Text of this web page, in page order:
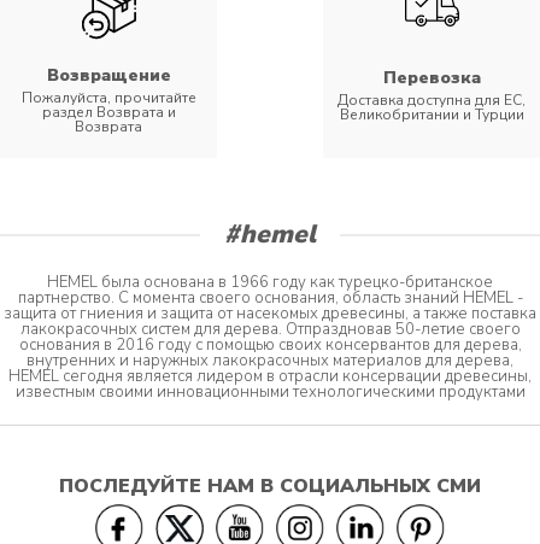
Возвращение
Пожалуйста, прочитайте
раздел Возврата и
Возврата
Перевозка
Доставка доступна для ЕС,
Великобритании и Турции
#hemel
HEMEL была основана в 1966 году как турецко-британское
партнерство. С момента своего основания, область знаний HEMEL -
защита от гниения и защита от насекомых древесины, а также поставка
лакокрасочных систем для дерева. Отпраздновав 50-летие своего
основания в 2016 году с помощью своих консервантов для дерева,
внутренних и наружных лакокрасочных материалов для дерева,
HEMEL сегодня является лидером в отрасли консервации древесины,
известным своими инновационными технологическими продуктами
ПОСЛЕДУЙТЕ НАМ В СОЦИАЛЬНЫХ СМИ